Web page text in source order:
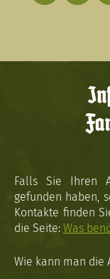
Falls Sie Ihren
gefunden haben,
Kontakte finden
die Seite: Was
Wie kann man die